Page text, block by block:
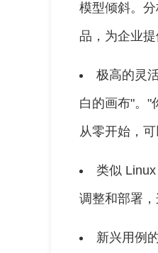
模型倾斜。
品，为企业
极高的灵
白的画布"。"
从零开始，
类似
调整和部署
新兴用例